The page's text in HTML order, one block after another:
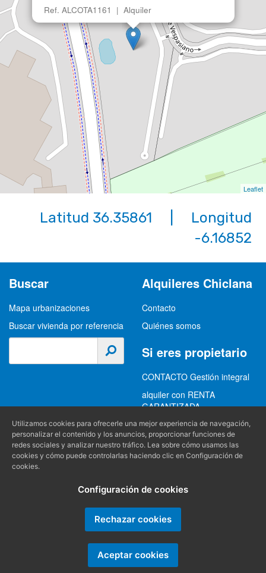
Ref. ALCOTA1161 | Alquiler
Leaflet
Latitud 36.35861 | Longitud
-6.16852
Buscar
Mapa urbanizaciones
Buscar vivienda por referencia
Alquileres Chiclana
Contacto
Quiénes somos
Si eres propietario
CONTACTO Gestión integral
alquiler con RENTA
GARANTIZADA
GESTION INTEGRAL
ALQUILER
Información
Política de privacidad
Condiciones generales
(+34) 956 489 403
info@alquilereschiclana.com
Utilizamos cookies para ofrecerle una mejor experiencia de navegación,
personalizar el contenido y los anuncios, proporcionar funciones de
redes sociales y analizar nuestro tráfico. Lea sobre cómo usamos las
cookies y cómo puede controlarlas haciendo clic en Configuración de
cookies.
Configuración de cookies
Rechazar cookies
Aceptar cookies